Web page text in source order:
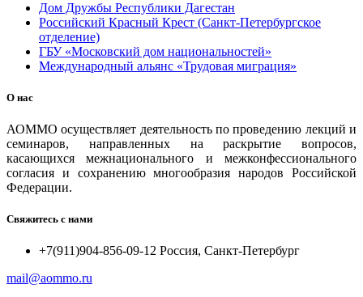
Дом Дружбы Республики Дагестан
Российский Красный Крест (Санкт-Петербургское
отделение)
ГБУ «Московский дом национальностей»
Международный альянс «Трудовая миграция»
О нас
АОММО осуществляет деятельность по проведению лекций и
семинаров, направленных на раскрытие вопросов,
касающихся межнационального и межконфессионального
согласия и сохранению многообразия народов Российской
Федерации.
Свяжитесь с нами
+7(911)904-856-09-12 Россия, Санкт-Петербург
mail@aommo.ru